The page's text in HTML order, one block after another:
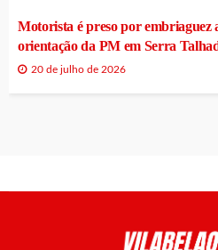
Motorista é preso por embriaguez
orientação da PM em Serra
20 de julho de 2026